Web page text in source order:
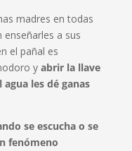
madres en todas
a sus
el pañal es
y abrir la llave
les dé ganas
se escucha o se
fenómeno